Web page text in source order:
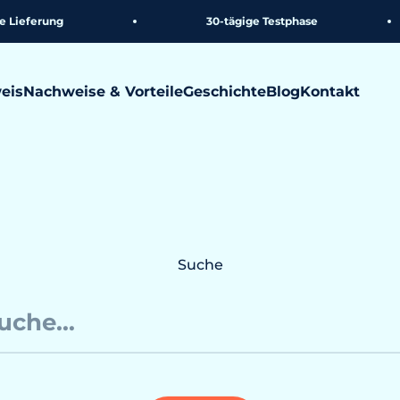
30-tägige Testphase
Nachweise & VorteileGeschichteBlogKontakt
Suche